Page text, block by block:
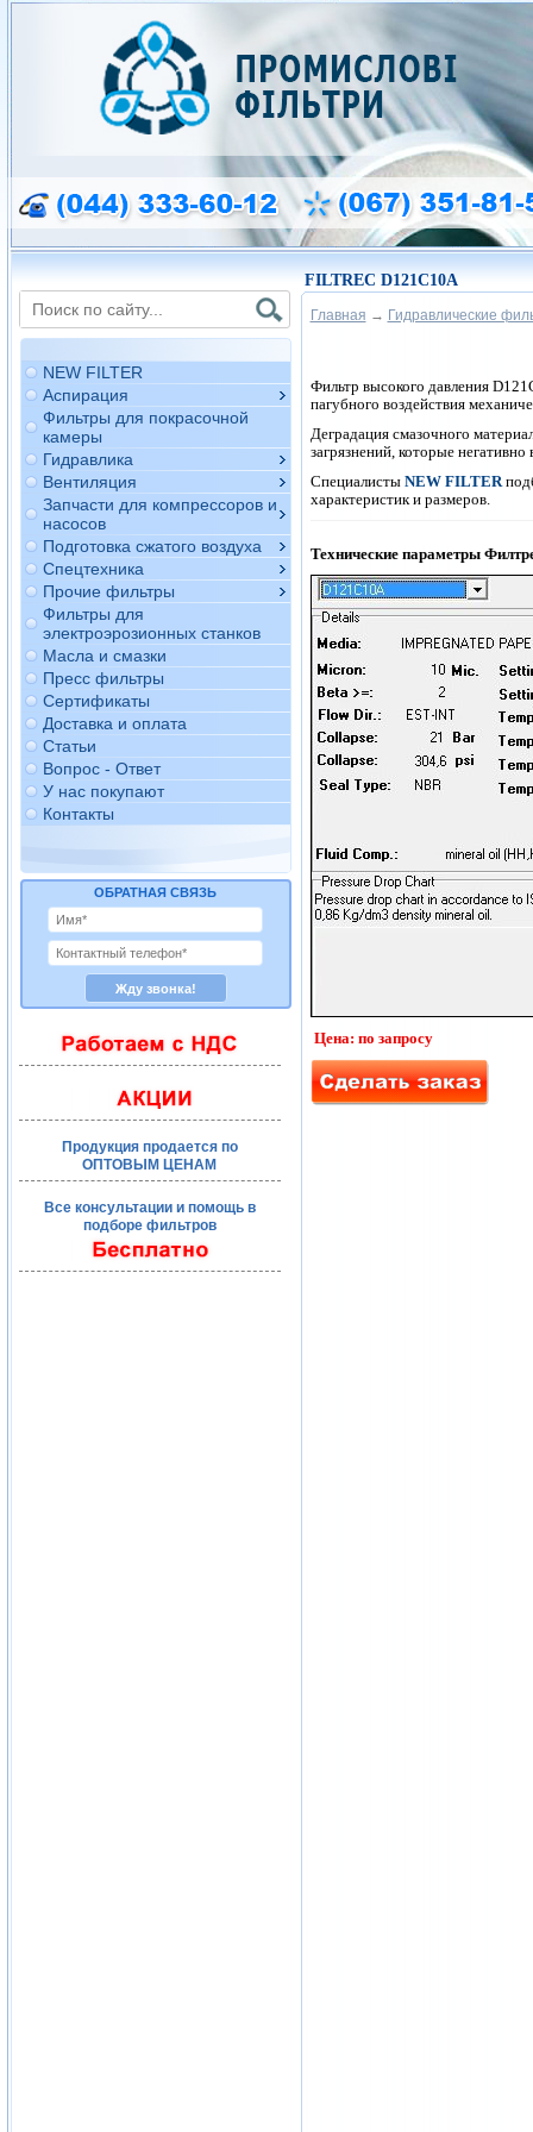
NEW FILTER
Аспирация
Фильтры для покрасочной
камеры
Гидравлика
Вентиляция
Запчасти для компрессоров и
насосов
Подготовка сжатого воздуха
Спецтехника
Прочие фильтры
Фильтры для
электроэрозионных станков
Масла и смазки
Пресс фильтры
Сертификаты
Доставка и оплата
Статьи
Вопрос - Ответ
У нас покупают
Контакты
ОБРАТНАЯ СВЯЗЬ
Продукция продается по
ОПТОВЫМ ЦЕНАМ
Все консультации и помощь в
подборе фильтров
FILTREC D121C10A
Главная → Гидравлические
Фильтр высокого давления
пагубного воздействия
Деградация смазочного
загрязнений, которые
Специалисты NEW FILTER
характеристик и размеров.
Технические параметры
Цена: по запросу